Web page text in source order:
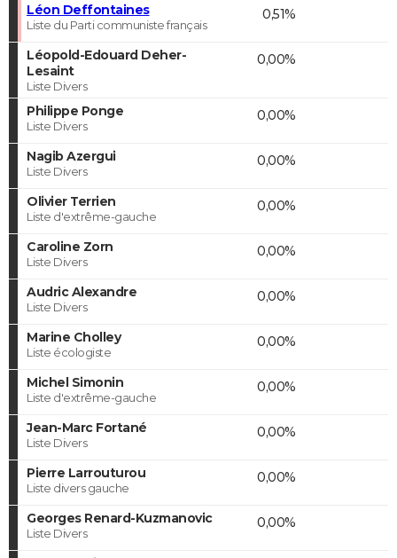
Léon Deffontaines
Liste du Parti communiste français
0,51%
Léopold-Edouard Deher-
Lesaint
Liste Divers
0,00%
Philippe Ponge
Liste Divers
0,00%
Nagib Azergui
Liste Divers
0,00%
Olivier Terrien
Liste d'extrême-gauche
0,00%
Caroline Zorn
Liste Divers
0,00%
Audric Alexandre
Liste Divers
0,00%
Marine Cholley
Liste écologiste
0,00%
Michel Simonin
Liste d'extrême-gauche
0,00%
Jean-Marc Fortané
Liste Divers
0,00%
Pierre Larrouturou
Liste divers gauche
0,00%
Georges Renard-Kuzmanovic
Liste Divers
0,00%